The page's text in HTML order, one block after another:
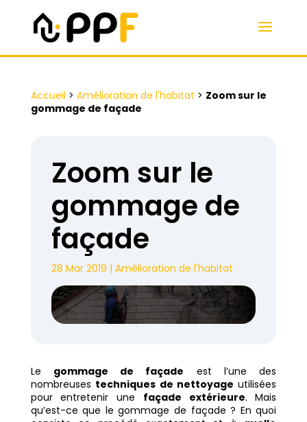
Accueil > Amélioration de l'habitat > Zoom sur le
gommage de façade
Zoom sur le
gommage de
façade
28 Mar 2019 | Amélioration de l'habitat
Le gommage de façade est l’une des
nombreuses techniques de nettoyage utilisées
pour entretenir une façade extérieure. Mais
qu’est-ce que le gommage de façade ? En quoi